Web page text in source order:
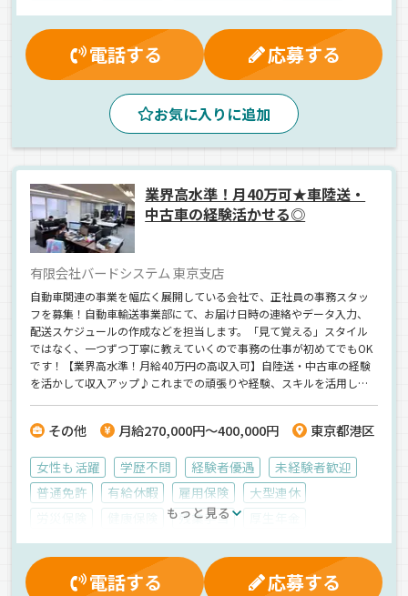
雇用保険
資格取得制度 残業手当 夕方 朝
昼
一般旅客
正社員
電話する 応募する
お気に入りに追加
業界高水準！月40万可★車陸送・
中古車の経験活かせる◎
有限会社バードシステム 東京支店
自動車関連の事業を幅広く展開している会社で、正社員の事務スタッ
フを募集！自動車輸送事業部にて、お届け日時の連絡やデータ入力、
配送スケジュールの作成などを担当します。「見て覚える」スタイル
ではなく、一つずつ丁寧に教えていくので事務の仕事が初めてでもOK
です！【業界高水準！月給40万円の高収入可】自陸送・中古車の経験
を活かして収入アップ♪これまでの頑張りや経験、スキルを活用しな
ください◎
その他 月給270,000円～400,000円 東京都港区
女性も活躍 学歴不問 経験者優遇
未経験者歓迎
普通免許
有給休暇 雇用保険
大型連休
残業手当
交通費支給
賞与 社内イベント
昇給
資格取得制度
夜 昼 正社員
もっと見る
電話する 応募する